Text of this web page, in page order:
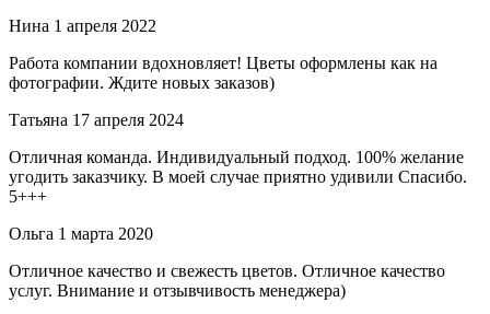
Нина 1 апреля 2022
Работа компании вдохновляет! Цветы оформлены как на
фотографии. Ждите новых заказов)
Татьяна 17 апреля 2024
Отличная команда. Индивидуальный подход. 100% желание
угодить заказчику. В моей случае приятно удивили Спасибо.
5+++
Ольга 1 марта 2020
Отличное качество и свежесть цветов. Отличное качество
услуг. Внимание и отзывчивость менеджера)